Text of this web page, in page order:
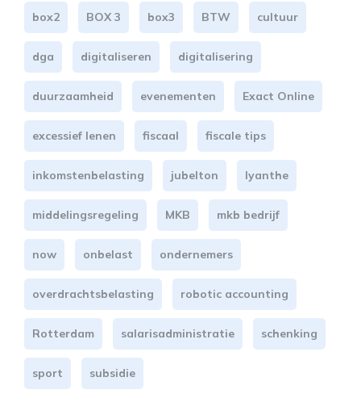
box2 BOX 3 box3 BTW cultuur
dga digitaliseren digitalisering
duurzaamheid evenementen Exact Online
excessief lenen fiscaal fiscale tips
inkomstenbelasting jubelton lyanthe
middelingsregeling MKB mkb bedrijf
now onbelast ondernemers
overdrachtsbelasting robotic accounting
Rotterdam salarisadministratie schenking
sport subsidie